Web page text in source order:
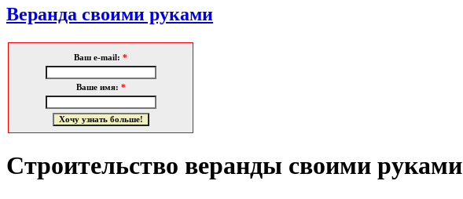
Веранда своими руками
Ваш e-mail: *
Ваше имя: *
Строительство веранды своими руками